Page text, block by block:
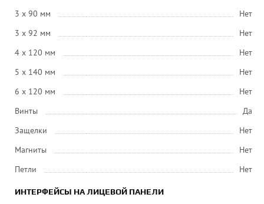
3 x 90 мм
Нет
3 x 92 мм
Нет
4 x 120 мм
Нет
5 x 140 мм
Нет
6 x 120 мм
Нет
Винты
Да
Защелки
Нет
Магниты
Нет
Петли
Нет
ИНТЕРФЕЙСЫ НА ЛИЦЕВОЙ ПАНЕЛИ